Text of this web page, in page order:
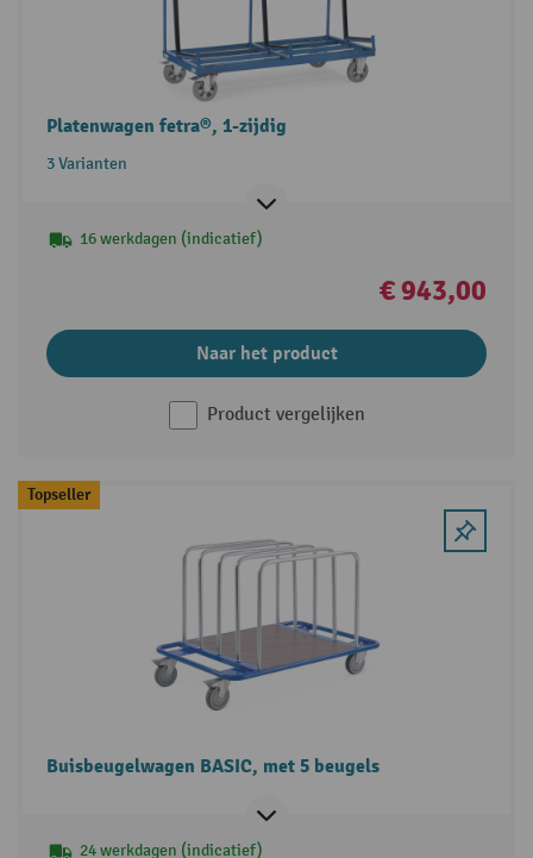
Platenwagen fetra®, 1-zijdig
3 Varianten
16 werkdagen (indicatief)
€ 943,00
Naar het product
Product vergelijken
Topseller
Buisbeugelwagen BASIC, met 5 beugels
24 werkdagen (indicatief)